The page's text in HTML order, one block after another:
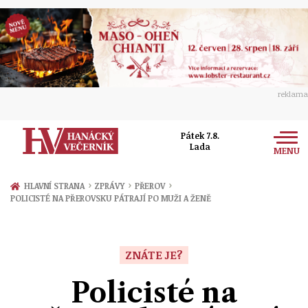
reklama
Pátek 7.8.
Lada
MENU
Zprávy
Ekonomika
HLAVNÍ STRANA › ZPRÁVY › PŘEROV ›
POLICISTÉ NA PŘEROVSKU PÁTRAJÍ PO MUŽI A ŽENĚ
ZNÁTE JE?
Policisté na